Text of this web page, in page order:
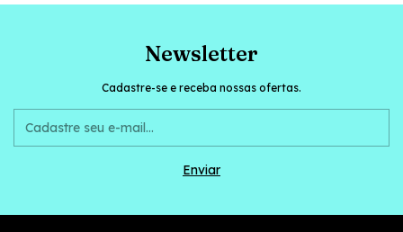
Newsletter
Cadastre-se e receba nossas ofertas.